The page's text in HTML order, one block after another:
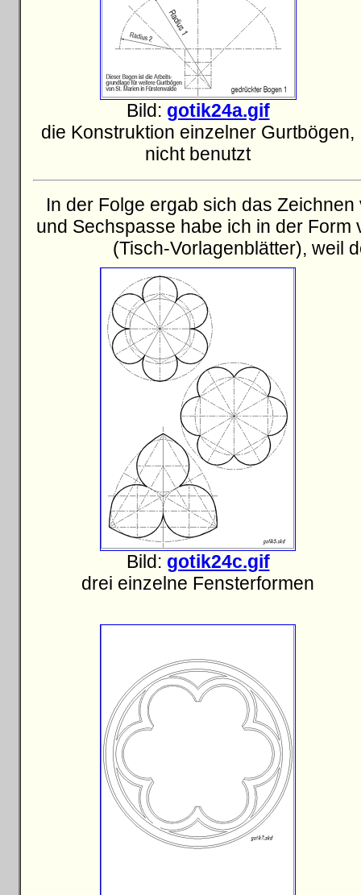
Bild: gotik24a.gif
die Konstruktion einzelner Gurtbögen,
nicht benutzt
In der Folge ergab sich das
und Sechspasse habe ich in der
(Tisch-Vorlagenblätter), weil
Bild: gotik24c.gif
drei einzelne Fensterformen